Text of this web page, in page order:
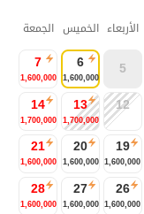
الأربعاء الخميس الجمعة
5
6
1,600,000
7
1,600,000
12
13
1,700,000
14
1,700,000
19
1,600,000
20
1,600,000
21
1,600,000
26
1,600,000
27
1,600,000
28
1,600,000